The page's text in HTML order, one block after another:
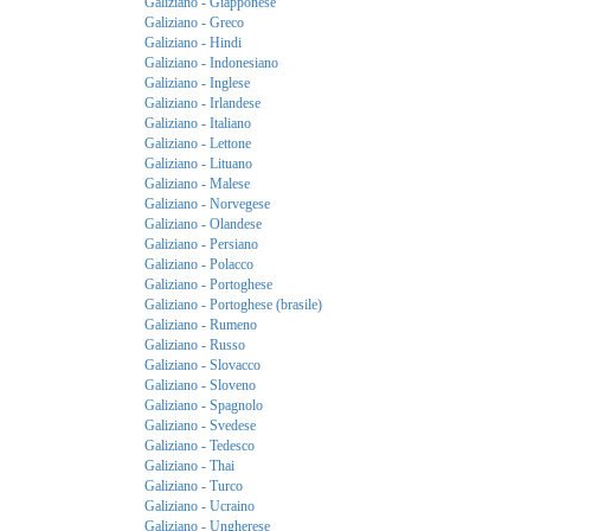
Galiziano - Greco
Galiziano - Hindi
Galiziano - Indonesiano
Galiziano - Inglese
Galiziano - Irlandese
Galiziano - Italiano
Galiziano - Lettone
Galiziano - Lituano
Galiziano - Malese
Galiziano - Norvegese
Galiziano - Olandese
Galiziano - Persiano
Galiziano - Polacco
Galiziano - Portoghese
Galiziano - Portoghese (brasile)
Galiziano - Rumeno
Galiziano - Russo
Galiziano - Slovacco
Galiziano - Sloveno
Galiziano - Spagnolo
Galiziano - Svedese
Galiziano - Tedesco
Galiziano - Thai
Galiziano - Turco
Galiziano - Ucraino
Galiziano - Ungherese